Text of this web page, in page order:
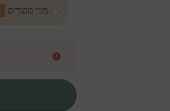
מנוי מוצרים